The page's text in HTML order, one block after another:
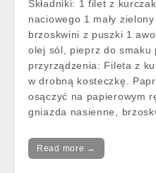
Składniki: 1 filet z
naciowego 1 mały
brzoskwini z puszki 1
olej sól, pieprz do smaku
przyrządzenia: Fileta z
w drobną kosteczkę.
osączyć na papierowym
gniazda nasienne,
Read more →